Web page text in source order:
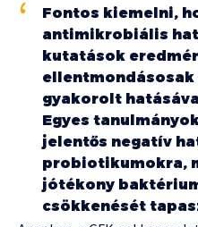
Fontos kiemelni,
antimikrobiális
kutatások
gyakorolt
Egyes
jelentős negatív
probiotikumokra,
jótékony
csökkenését